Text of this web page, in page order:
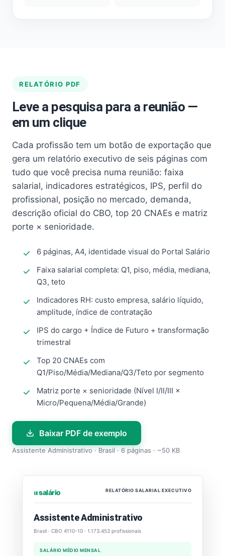
RELATÓRIO PDF
Leve a pesquisa para a reunião —
em um clique
Cada profissão tem um botão de exportação que
gera um relatório executivo de seis páginas com
tudo que você precisa numa reunião: faixa
salarial, indicadores estratégicos, IPS, perfil do
profissional, posição no mercado, demanda,
descrição oficial do CBO, top 20 CNAEs e matriz
porte × senioridade.
6 páginas, A4, identidade visual do Portal Salário
Faixa salarial completa: Q1, piso, média, mediana,
Q3, teto
Indicadores RH: custo empresa, salário líquido,
amplitude, índice de contratação
IPS do cargo + Índice de Futuro + transformação
trimestral
Top 20 CNAEs com
Q1/Piso/Média/Mediana/Q3/Teto por segmento
Matriz porte × senioridade (Nível I/II/III ×
Micro/Pequena/Média/Grande)
Baixar PDF de exemplo
Assistente Administrativo · Brasil · 6 páginas · ~50 KB
⏐⏐⏐ salário RELATÓRIO SALARIAL EXECUTIVO
Assistente Administrativo
Brasil · CBO 4110-10 · 1.173.453 profissionais
SALÁRIO MÉDIO MENSAL